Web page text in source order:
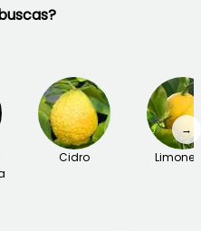
Cidro
→